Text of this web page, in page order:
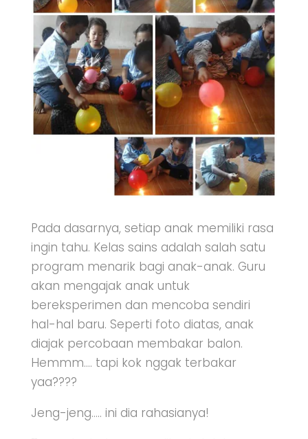
Pada dasarnya, setiap anak memiliki rasa
ingin tahu. Kelas sains adalah salah satu
program menarik bagi anak-anak. Guru
akan mengajak anak untuk
bereksperimen dan mencoba sendiri
hal-hal baru. Seperti foto diatas, anak
diajak percobaan membakar balon.
Hemmm…. tapi kok nggak terbakar
yaa????
Jeng-jeng….. ini dia rahasianya!